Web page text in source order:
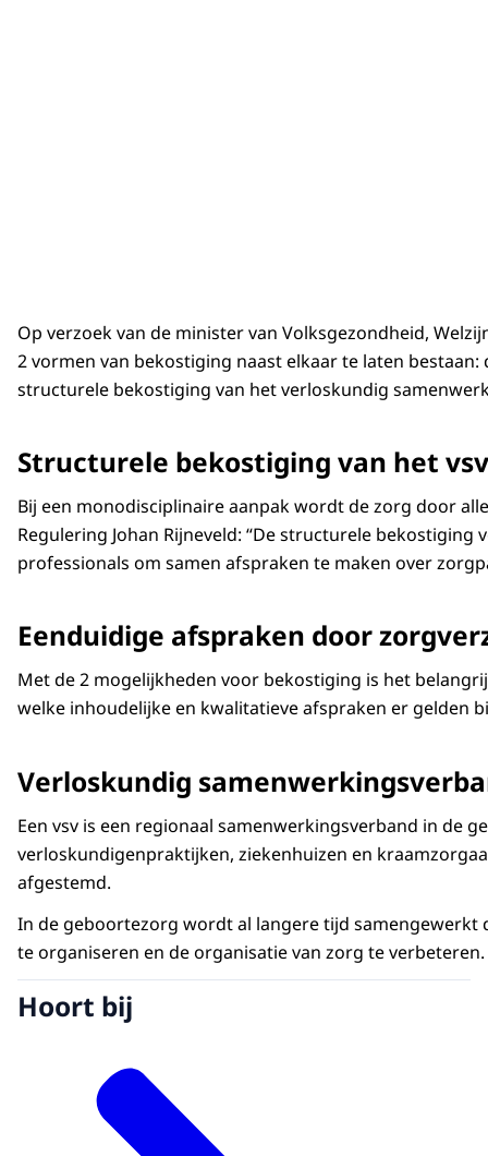
Op verzoek van de minister van Volksgezondheid,
2 vormen van bekostiging naast elkaar te laten
structurele bekostiging van het verloskundig
Structurele bekostiging van het vsv
Bij een monodisciplinaire aanpak wordt de zorg door
Regulering Johan Rijneveld: “De structurele
professionals om samen afspraken te maken over
Eenduidige afspraken door
Met de 2 mogelijkheden voor bekostiging is het
welke inhoudelijke en kwalitatieve afspraken er gelden
Verloskundig
Een vsv is een regionaal samenwerkingsverband in de
verloskundigenpraktijken, ziekenhuizen en
afgestemd.
In de geboortezorg wordt al langere tijd samengewerkt
te organiseren en de organisatie van zorg te verbeteren.
Hoort bij